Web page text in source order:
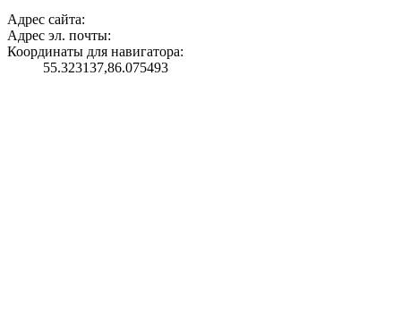
Адрес сайта:
Адрес эл. почты:
Координаты для навигатора:
55.323137,86.075493